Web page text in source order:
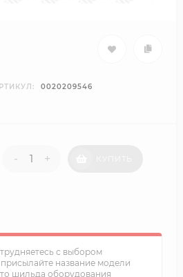
0020209546
- +
с выбором
название модели
шильда оборудования